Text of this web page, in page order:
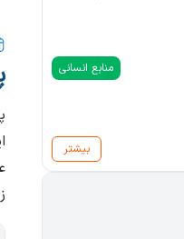
منابع انسانی
بیشتر